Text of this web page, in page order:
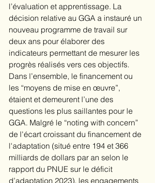
l’évaluation et apprentissage. La
décision relative au GGA a instauré un
nouveau programme de travail sur
deux ans pour élaborer des
indicateurs permettant de mesurer les
progrès réalisés vers ces objectifs.
Dans l’ensemble, le financement ou
les “moyens de mise en œuvre”,
étaient et demeurent l’une des
questions les plus saillantes pour le
GGA. Malgré le “noting with concern”
de l'écart croissant du financement de
l'adaptation (situé entre 194 et 366
milliards de dollars par an selon le
rapport du PNUE sur le déficit
d’adaptation 2023), les engagements